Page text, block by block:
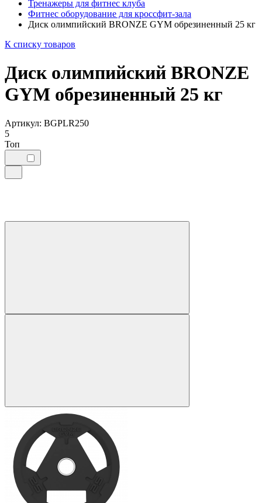
Тренажеры для фитнес клуба
Фитнес оборудование для кроссфит-зала
Диск олимпийский BRONZE GYM обрезиненный 25 кг
К списку товаров
Диск олимпийский BRONZE
GYM обрезиненный 25 кг
Артикул: BGPLR250
5
Топ